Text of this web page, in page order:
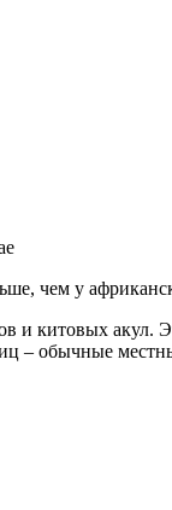
чем у
и китовых
– обычные